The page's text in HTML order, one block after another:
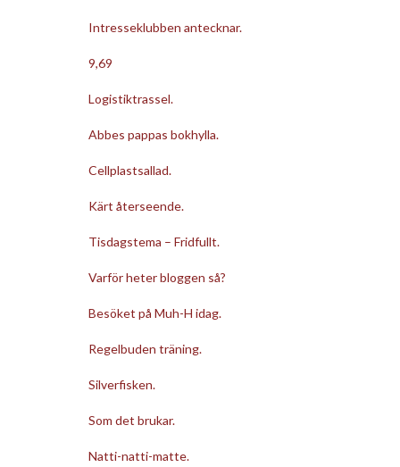
Intresseklubben antecknar.
9,69
Logistiktrassel.
Abbes pappas bokhylla.
Cellplastsallad.
Kärt återseende.
Tisdagstema – Fridfullt.
Varför heter bloggen så?
Besöket på Muh-H idag.
Regelbuden träning.
Silverfisken.
Som det brukar.
Natti-natti-matte.